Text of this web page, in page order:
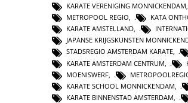
KARATE VERENIGING MONNICKENDAM,
METROPOOL REGIO, KATA
KARATE AMSTELLAND,
JAPANSE KRIJGSKUNSTEN
STADSREGIO AMSTERDAM KARATE,
KARATE AMSTERDAM CENTRUM
MOENISWERF
KARATE SCHOOL MONNICKENDAM
KARATE BINNENSTAD AMSTERDAM